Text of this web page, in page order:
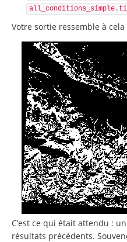
Votre sortie ressemble à cela
C’est ce qui était attendu :
résultats précédents.